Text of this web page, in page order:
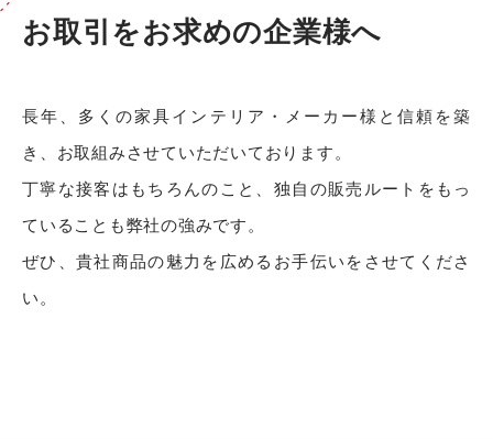
お取引をお求めの企業様へ
長年、多くの家具インテリア・メーカー様と信頼を築
き、お取組みさせていただいております。
丁寧な接客はもちろんのこと、独自の販売ルートをもっ
ていることも弊社の強みです。
ぜひ、貴社商品の魅力を広めるお手伝いをさせてくださ
い。